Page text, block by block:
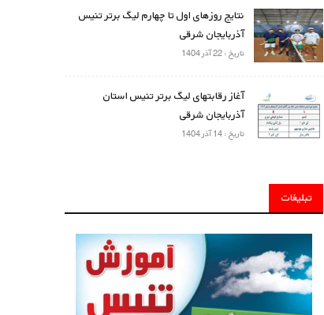
نتایج روزهای اول تا چهارم لیگ برتر تنیس
آذربایجان شرقی
تاریخ : 22 آذر 1404
آغاز رقابتهای لیگ برتر تنیس استان
آذربایجان شرقی
تاریخ : 14 آذر 1404
تبلیغات